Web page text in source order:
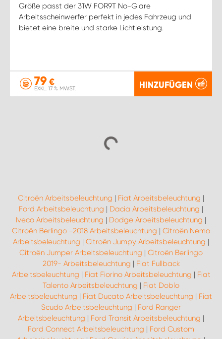
Größe passt der 31W FOR9T No-Glare
Arbeitsscheinwerfer perfekt in jedes Fahrzeug und
bietet eine breite und starke Lichtleistung.
79 €
EXKL. 17 % MWST. HINZUFÜGEN
Citroën Arbeitsbeleuchtung | Fiat Arbeitsbeleuchtung |
Ford Arbeitsbeleuchtung | Dacia Arbeitsbeleuchtung |
Iveco Arbeitsbeleuchtung | Dodge Arbeitsbeleuchtung |
Citroën Berlingo -2018 Arbeitsbeleuchtung | Citroën Nemo
Arbeitsbeleuchtung | Citroën Jumpy Arbeitsbeleuchtung |
Citroën Jumper Arbeitsbeleuchtung | Citroën Berlingo
2019- Arbeitsbeleuchtung | Fiat Fullback
Arbeitsbeleuchtung | Fiat Fiorino Arbeitsbeleuchtung | Fiat
Talento Arbeitsbeleuchtung | Fiat Doblo
Arbeitsbeleuchtung | Fiat Ducato Arbeitsbeleuchtung | Fiat
Scudo Arbeitsbeleuchtung | Ford Ranger
Arbeitsbeleuchtung | Ford Transit Arbeitsbeleuchtung |
Ford Connect Arbeitsbeleuchtung | Ford Custom